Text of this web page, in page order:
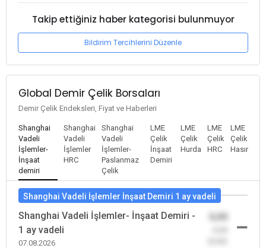
Takip ettiğiniz haber kategorisi bulunmuyor
Bildirim Tercihlerini Düzenle
Global Demir Çelik Borsaları
Demir Çelik Endeksleri, Fiyat ve Haberleri
Shanghai
Vadeli
İşlemler-
İnşaat
demiri
Shanghai
Vadeli
İşlemler
HRC
Shanghai
Vadeli
İşlemler-
Paslanmaz
Çelik
LME
Çelik
İnşaat
Demiri
LME
Çelik
Hurda
LME
Çelik
HRC
LME
Çelik
Hasır
Shanghai Vadeli İşlemler İnşaat Demiri 1 ay vadeli
Shanghai Vadeli İşlemler- İnşaat Demiri -
1 ay vadeli
07.08.2026